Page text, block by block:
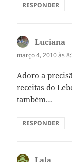
RESPONDER
Luciana
março 4, 2010 às
Adoro a
receitas do
também…
RESPONDER